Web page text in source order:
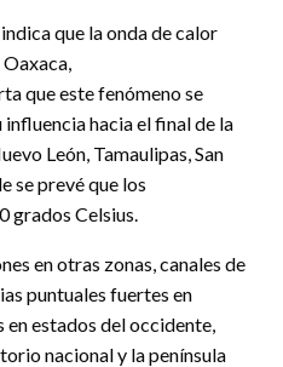
que la onda de calor
que este fenómeno se
hacia el final de la
León, Tamaulipas, San
se prevé que los
grados Celsius.
en otras zonas, canales de
puntuales fuertes en
en estados del occidente,
nacional y la península